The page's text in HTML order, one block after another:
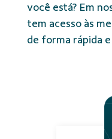
você está? Em
tem acesso às
de forma rápida